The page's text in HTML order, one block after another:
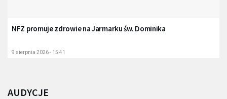
NFZ promuje zdrowie na Jarmarku św. Dominika
9 sierpnia 2026 - 15:41
AUDYCJE